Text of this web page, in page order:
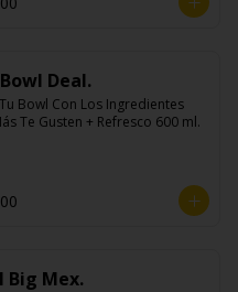
Deal.
Bowl Con Los Ingredientes
Te Gusten + Refresco 600 ml.
Big Mex.